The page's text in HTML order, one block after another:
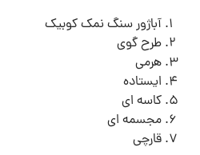
آباژور سنگ نمک کوبیک
طرح گوی
هرمی
ایستاده
کاسه ای
مجسمه ای
قارچی